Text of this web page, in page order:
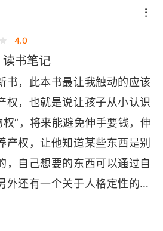
4.0
读书笔记
书，此本书最让我触动的应该
权，也就是说让孩子从小认识
”，将来能避免伸手要钱，伸
产权，让他知道某些东西是别
，自己想要的东西可以通过自
外还有一个关于人格定性的内
，就是固守型人格和进取型人